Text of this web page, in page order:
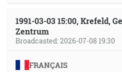
1991-03-03 15:00, Krefeld,
Zentrum
Broadcasted: 2026-07-08 19:30
FRANÇAIS